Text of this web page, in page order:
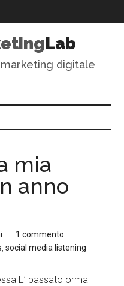
Lab
digitale
mia
anno
1 commento
,social media listening
E’ passato ormai